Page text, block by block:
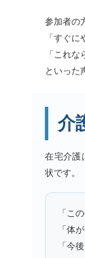
参加者の
「すぐに
「これな
といった
介
在宅介護
状です。
「こ
「体
「今